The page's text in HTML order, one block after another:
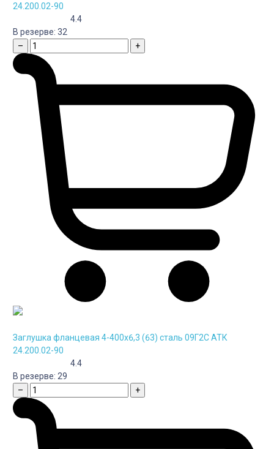
24.200.02-90
4.4
В резерве: 32
–
+
Заглушка фланцевая 4-400х6,3 (63) сталь 09Г2С АТК
24.200.02-90
4.4
В резерве: 29
–
+